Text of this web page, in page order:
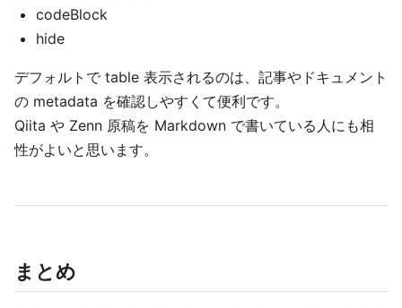
codeBlock
hide
デフォルトで table 表示されるのは、記事やドキュメント
の metadata を確認しやすくて便利です。
Qiita や Zenn 原稿を Markdown で書いている人にも相
性がよいと思います。
まとめ